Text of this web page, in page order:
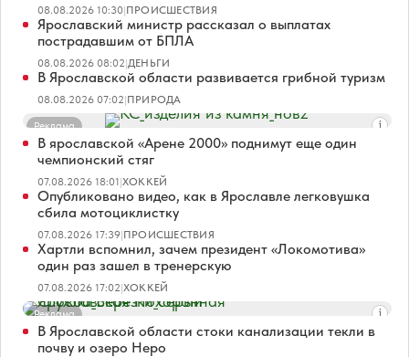
08.08.2026 10:30|ПРОИСШЕСТВИЯ
Ярославский министр рассказал о выплатах
пострадавшим от БПЛА
08.08.2026 08:02|ДЕНЬГИ
В Ярославской области развивается грибной туризм
08.08.2026 07:02|ПРИРОДА
Реклама
В ярославской «Арене 2000» поднимут еще один
чемпионский стяг
07.08.2026 18:01|ХОККЕЙ
Опубликовано видео, как в Ярославле легковушка
сбила мотоциклистку
07.08.2026 17:39|ПРОИСШЕСТВИЯ
Хартли вспомнил, зачем президент «Локомотива»
один раз зашел в тренерскую
07.08.2026 17:02|ХОККЕЙ
Реклама
В Ярославской области стоки канализации текли в
почву и озеро Неро